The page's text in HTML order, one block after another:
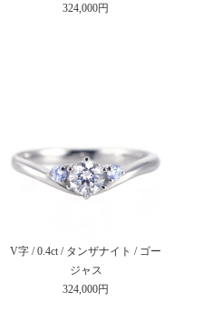
324,000円
V字 / 0.4ct / タンザナイト / ゴー
ジャス
324,000円